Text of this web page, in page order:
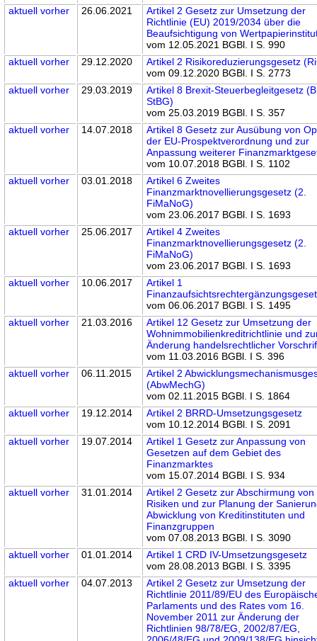
aktuell vorher 26.06.2021
Artikel 2 Gesetz zur Umsetzung der
Richtlinie (EU) 2019/2034 über die
Beaufsichtigung von
vom 12.05.2021 BGBl. I S. 990
aktuell vorher 29.12.2020
Artikel 2 Risikoreduzierungsgesetz
vom 09.12.2020 BGBl. I S. 2773
aktuell vorher 29.03.2019
Artikel 8 Brexit-Steuerbegleitgesetz
StBG)
vom 25.03.2019 BGBl. I S. 357
aktuell vorher 14.07.2018
Artikel 8 Gesetz zur Ausübung von
der EU-Prospektverordnung und zur
Anpassung weiterer
vom 10.07.2018 BGBl. I S. 1102
aktuell vorher 03.01.2018
Artikel 6 Zweites
Finanzmarktnovellierungsgesetz (2.
FiMaNoG)
vom 23.06.2017 BGBl. I S. 1693
aktuell vorher 25.06.2017
Artikel 4 Zweites
Finanzmarktnovellierungsgesetz (2.
FiMaNoG)
vom 23.06.2017 BGBl. I S. 1693
aktuell vorher 10.06.2017
Artikel 1
vom 06.06.2017 BGBl. I S. 1495
aktuell vorher 21.03.2016
Artikel 12 Gesetz zur Umsetzung der
Wohnimmobilienkreditrichtlinie und
Änderung handelsrechtlicher
vom 11.03.2016 BGBl. I S. 396
aktuell vorher 06.11.2015
Artikel 2
(AbwMechG)
vom 02.11.2015 BGBl. I S. 1864
aktuell vorher 19.12.2014
Artikel 2 BRRD-Umsetzungsgesetz
vom 10.12.2014 BGBl. I S. 2091
aktuell vorher 19.07.2014
Artikel 1 Gesetz zur Anpassung von
Gesetzen auf dem Gebiet des
Finanzmarktes
vom 15.07.2014 BGBl. I S. 934
aktuell vorher 31.01.2014
Artikel 2 Gesetz zur Abschirmung von
Risiken und zur Planung der
Abwicklung von Kreditinstituten und
Finanzgruppen
vom 07.08.2013 BGBl. I S. 3090
aktuell vorher 01.01.2014
Artikel 1 CRD IV-Umsetzungsgesetz
vom 28.08.2013 BGBl. I S. 3395
aktuell vorher 04.07.2013
Artikel 2 Gesetz zur Umsetzung der
Richtlinie 2011/89/EU des
Parlaments und des Rates vom 16.
November 2011 zur Änderung der
Richtlinien 98/78/EG, 2002/87/EG,